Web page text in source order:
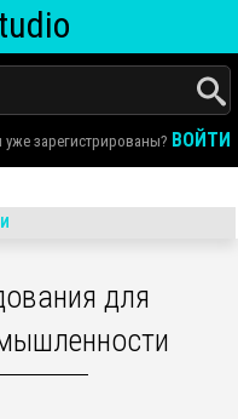
уже зарегистрированы? ВОЙТИ
для